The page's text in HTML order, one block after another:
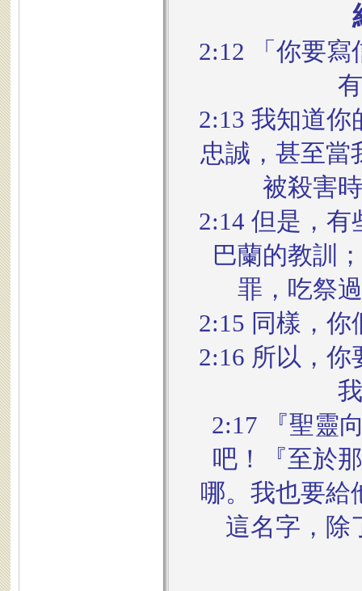
2:12 「你要
2:13 我知道
忠誠，甚至當
被殺害
2:14 但是，
巴蘭的教訓
罪，吃祭
2:15 同樣，
2:16 所以，
2:17 『聖靈
吧！『至於
哪。我也要給
這名字，除